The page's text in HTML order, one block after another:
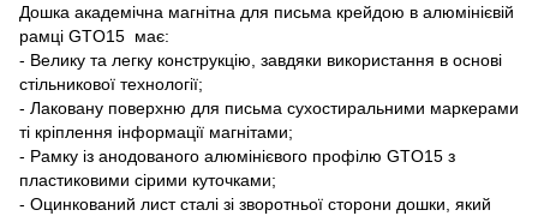
Дошка академічна магнітна для письма крейдою в алюмінієвій
рамці GTO15 має:
- Велику та легку конструкцію, завдяки використання в основі
стільникової технології;
- Лаковану поверхню для письма сухостиральними маркерами
ті кріплення інформації магнітами;
- Рамку із анодованого алюмінієвого профілю GTO15 з
пластиковими сірими куточками;
- Оцинкований лист сталі зі зворотньої сторони дошки, який